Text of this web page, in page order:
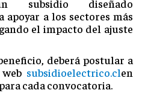
subsidio diseñado
apoyar a los sectores más
el impacto del ajuste
deberá postular a
subsidioelectrico.clen
cada convocatoria.